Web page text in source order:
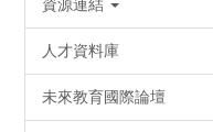
資源連結
人才資料庫
未來教育國際論壇